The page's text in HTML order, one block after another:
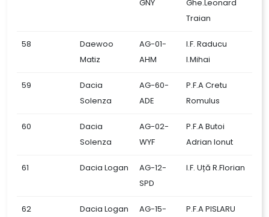
GNY
Ghe.Leonard
Traian
58
Daewoo
Matiz
AG-01-
AHM
I.F. Raducu
I.Mihai
59
Dacia
Solenza
AG-60-
ADE
P.F.A Cretu
Romulus
60
Dacia
Solenza
AG-02-
WYF
P.F.A Butoi
Adrian Ionut
61 Dacia Logan
AG-12-
SPD
I.F. Uță R.Florian
62 Dacia Logan
AG-15-
P.F.A PISLARU